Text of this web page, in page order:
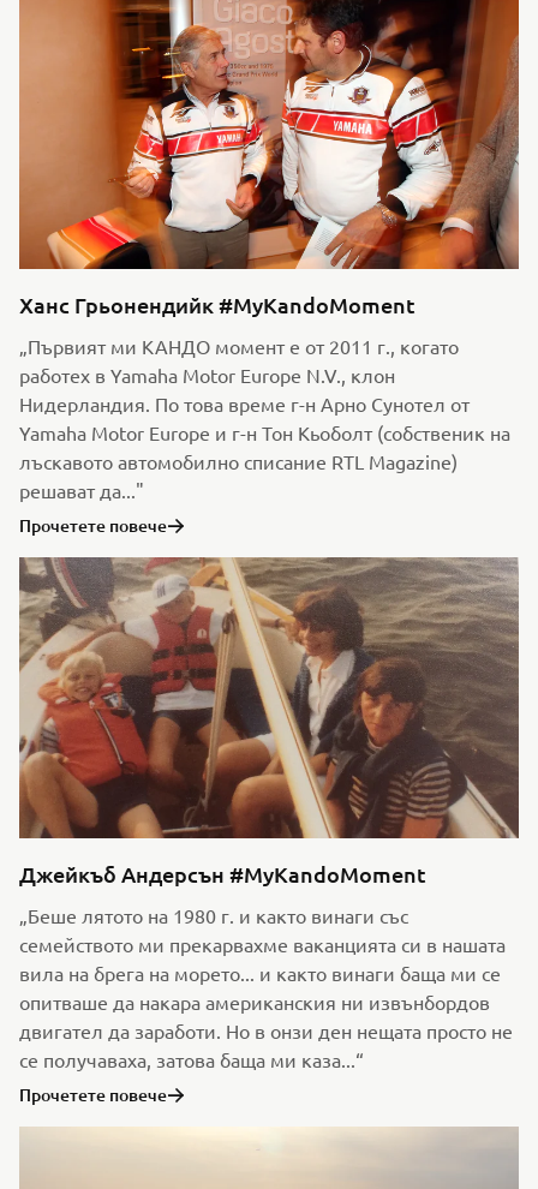
Ханс Грьонендийк #MyKandoMoment
„Първият ми КАНДО момент е от 2011 г., когато
работех в Yamaha Motor Europe N.V., клон
Нидерландия. По това време г-н Арно Сунотел от
Yamaha Motor Europe и г-н Тон Кьоболт (собственик на
лъскавото автомобилно списание RTL Magazine)
решават да..."
Прочетете повече
Джейкъб Андерсън #MyKandoMoment
„Беше лятото на 1980 г. и както винаги със
семейството ми прекарвахме ваканцията си в нашата
вила на брега на морето... и както винаги баща ми се
опитваше да накара американския ни извънбордов
двигател да заработи. Но в онзи ден нещата просто не
се получаваха, затова баща ми каза...“
Прочетете повече